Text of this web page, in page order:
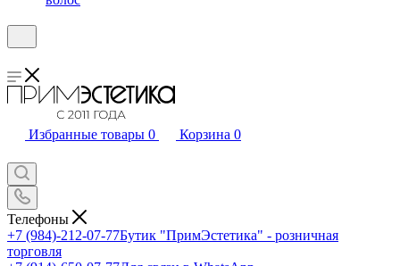
Избранные товары 0 Корзина 0
Телефоны
+7 (984)-212-07-77Бутик "ПримЭстетика" - розничная
торговля